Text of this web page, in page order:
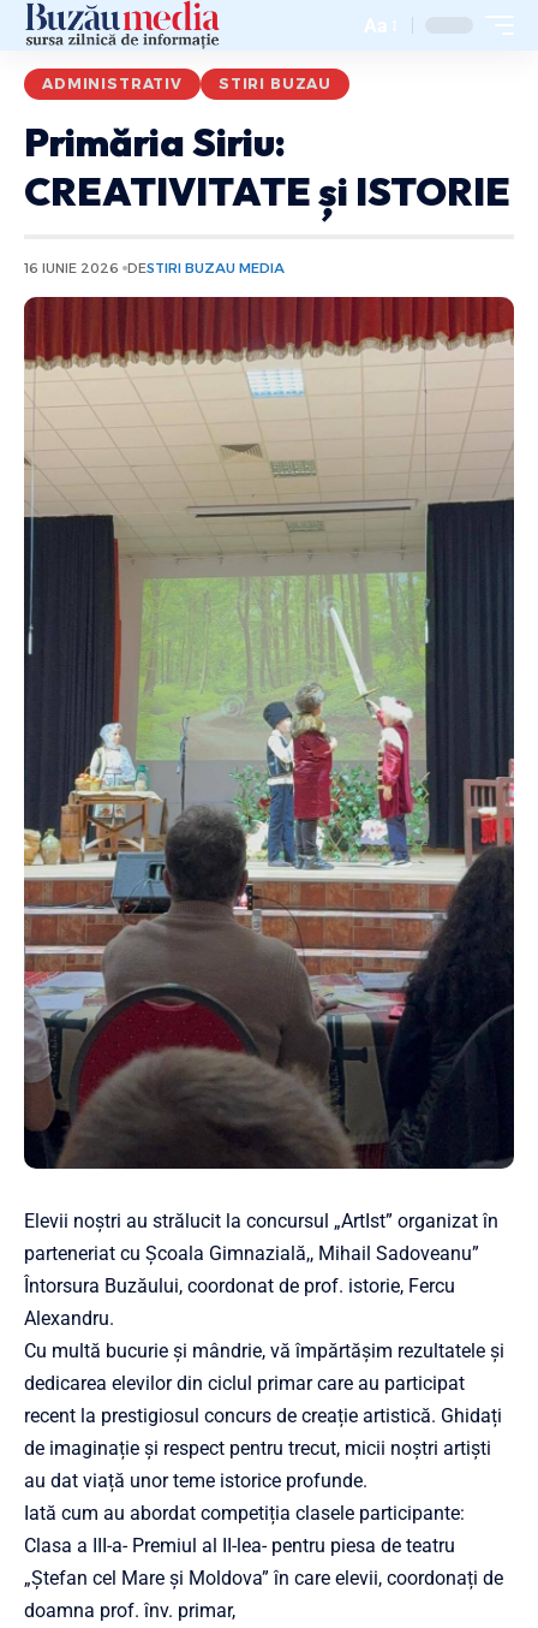
Aa
ADMINISTRATIV STIRI BUZAU
Primăria Siriu:
CREATIVITATE și ISTORIE
16 IUNIE 2026 DESTIRI BUZAU MEDIA
Elevii noștri au strălucit la concursul „ArtIst” organizat în
parteneriat cu Școala Gimnazială,, Mihail Sadoveanu”
Întorsura Buzăului, coordonat de prof. istorie, Fercu
Alexandru.
Cu multă bucurie și mândrie, vă împărtășim rezultatele și
dedicarea elevilor din ciclul primar care au participat
recent la prestigiosul concurs de creație artistică. Ghidați
de imaginație și respect pentru trecut, micii noștri artiști
au dat viață unor teme istorice profunde.
Iată cum au abordat competiția clasele participante:
Clasa a III-a- Premiul al II-lea- pentru piesa de teatru
„Ștefan cel Mare și Moldova” în care elevii, coordonați de
doamna prof. înv. primar,